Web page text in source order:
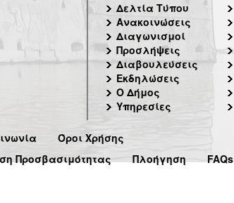
Δελτία Τύπου
Ανακοινώσεις
Διαγωνισμοί
Προσλήψεις
Διαβουλεύσεις
Εκδηλώσεις
Ο Δήμος
Υπηρεσίες
Όροι Χρήσης
Προσβασιμότητας
Πλοήγηση FAQs